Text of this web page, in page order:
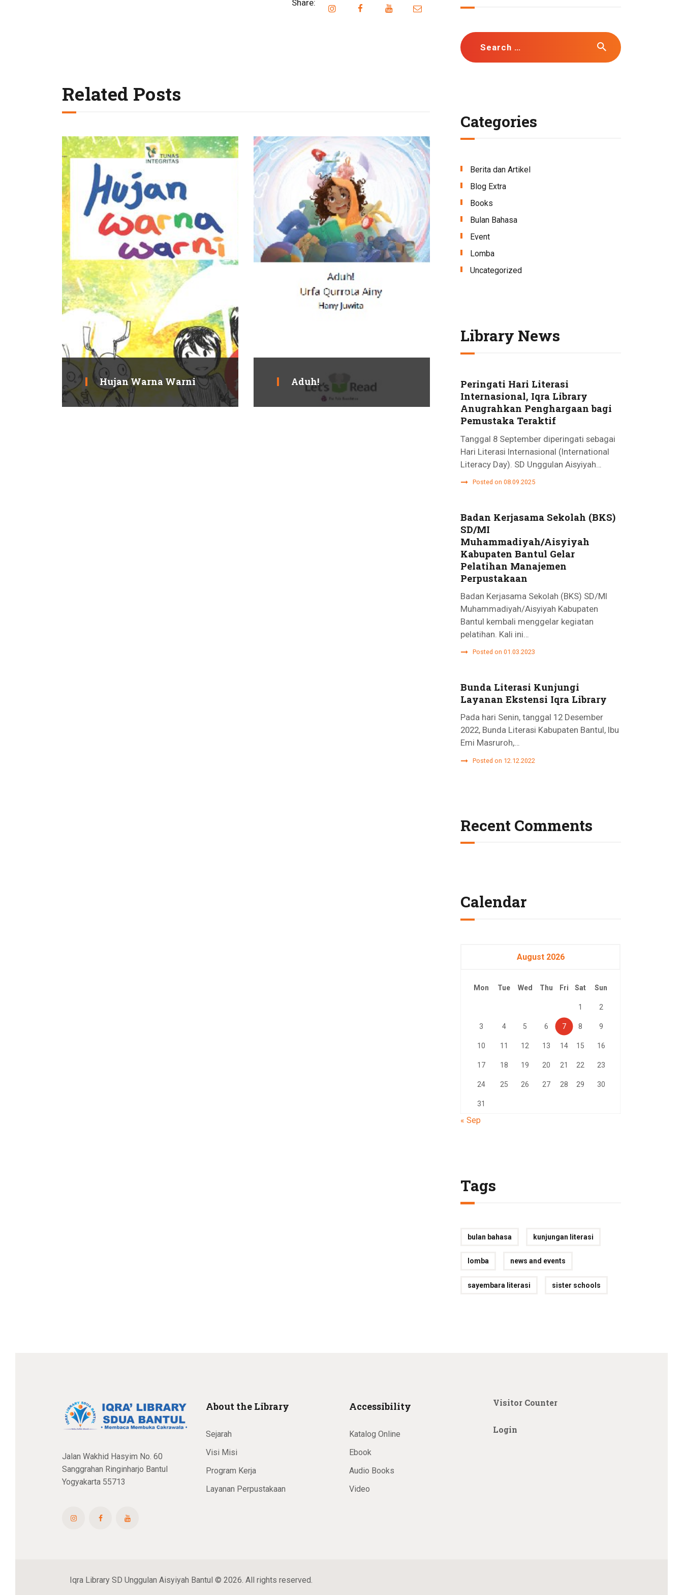
Share:
Related Posts
Hujan Warna Warni Aduh!
Search
for:
Categories
Berita dan Artikel
Blog Extra
Books
Bulan Bahasa
Event
Lomba
Uncategorized
Library News
Peringati Hari Literasi
Internasional, Iqra Library
Anugrahkan Penghargaan bagi
Pemustaka Teraktif
Tanggal 8 September diperingati sebagai
Hari Literasi Internasional (International
Literacy Day). SD Unggulan Aisyiyah…
Posted on 08.09.2025
Badan Kerjasama Sekolah (BKS)
SD/MI
Muhammadiyah/Aisyiyah
Kabupaten Bantul Gelar
Pelatihan Manajemen
Perpustakaan
Badan Kerjasama Sekolah (BKS) SD/MI
Muhammadiyah/Aisyiyah Kabupaten
Bantul kembali menggelar kegiatan
pelatihan. Kali ini…
Posted on 01.03.2023
Bunda Literasi Kunjungi
Layanan Ekstensi Iqra Library
Pada hari Senin, tanggal 12 Desember
2022, Bunda Literasi Kabupaten Bantul, Ibu
Emi Masruroh,…
Posted on 12.12.2022
Recent Comments
Calendar
August 2026
Mon Tue Wed Thu Fri Sat Sun
1 2
3 4 5 6 7 8 9
10 11 12 13 14 15 16
17 18 19 20 21 22 23
24 25 26 27 28 29 30
31
« Sep
Tags
bulan bahasa kunjungan literasi
lomba news and events
sayembara literasi sister schools
Jalan Wakhid Hasyim No. 60
Sanggrahan Ringinharjo Bantul
Yogyakarta 55713
About the Library
Sejarah
Visi Misi
Program Kerja
Layanan Perpustakaan
Accessibility
Katalog Online
Ebook
Audio Books
Video
Visitor Counter
Login
Iqra Library SD Unggulan Aisyiyah Bantul © 2026. All rights reserved.